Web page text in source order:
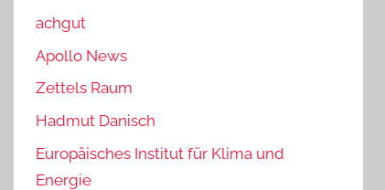
achgut
Apollo News
Zettels Raum
Hadmut Danisch
Europäisches Institut für Klima und
Energie